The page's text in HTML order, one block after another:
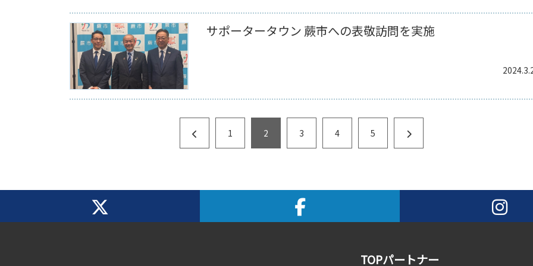
サポータータウン 蕨市への表敬訪問を実施
1 2 3 4 5
TOPパートナー